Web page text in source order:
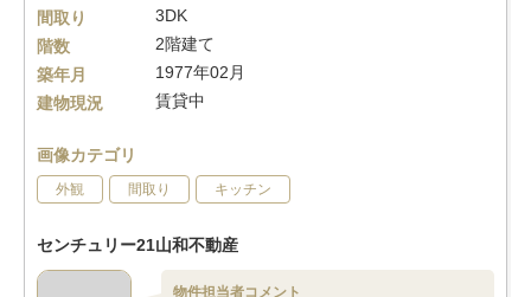
間取り
3DK
階数
2階建て
築年月
1977年02月
建物現況
賃貸中
画像カテゴリ
外観 間取り キッチン
センチュリー21山和不動産
物件担当者コメント